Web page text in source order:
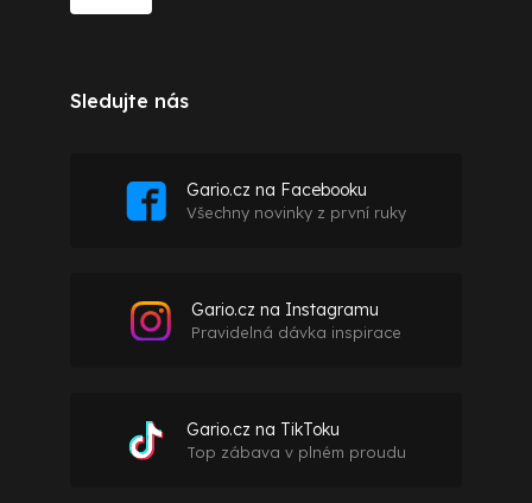
Sledujte nás
Gario.cz na Facebooku
Všechny novinky z první ruky
Gario.cz na Instagramu
Pravidelná dávka inspirace
Gario.cz na TikToku
Top zábava v plném proudu